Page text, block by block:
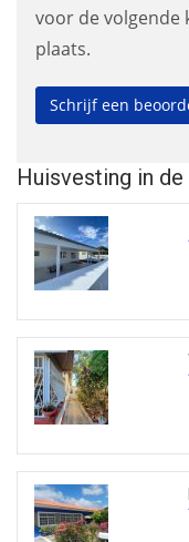
voor de volgende
plaats.
Huisvesting in de